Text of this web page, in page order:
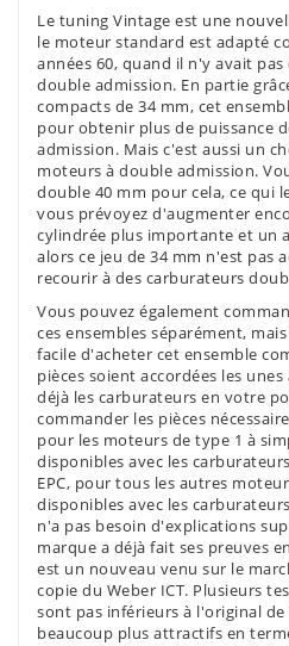
Le tuning Vintage est une
le moteur standard est adapté
années 60, quand il n'y avait
double admission. En partie
compacts de 34 mm, cet
pour obtenir plus de puissance
admission. Mais c'est aussi un
moteurs à double admission.
double 40 mm pour cela, ce qui
vous prévoyez d'augmenter
cylindrée plus importante et un
alors ce jeu de 34 mm n'est pas
recourir à des carburateurs
Vous pouvez également
ces ensembles séparément,
facile d'acheter cet ensemble
pièces soient accordées les
déjà les carburateurs en votre
commander les pièces
pour les moteurs de type 1 à
disponibles avec les
EPC, pour tous les autres
disponibles avec les
n'a pas besoin d'explications
marque a déjà fait ses preuves
est un nouveau venu sur le
copie du Weber ICT. Plusieurs
sont pas inférieurs à l'original
beaucoup plus attractifs en